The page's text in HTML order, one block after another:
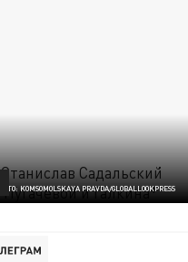
ФОТО: KOMSOMOLSKAYA PRAVDA/GLOBALLOOKPRESS